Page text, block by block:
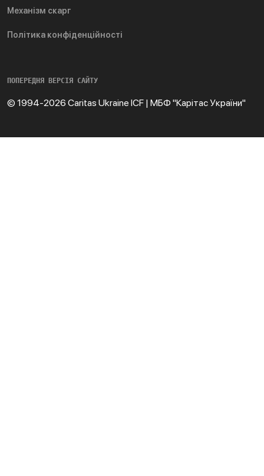
Механізм скарг
Політика конфіденційності
ПОПЕРЕДНЯ ВЕРСІЯ САЙТУ
© 1994-2026 Caritas Ukraine ICF | МБФ "Карітас України"